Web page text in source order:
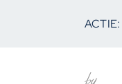
ACTIE: